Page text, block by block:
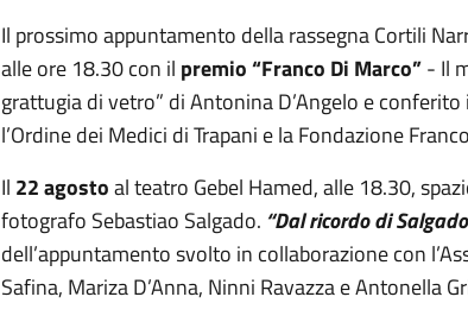
Il prossimo appuntamento della rassegna Cortili
alle ore 18.30 con il premio “Franco Di Marco”- Il
grattugia di vetro” di Antonina D’Angelo e
l’Ordine dei Medici di Trapani e la Fondazione
Il 22 agostoal teatro Gebel Hamed, alle 18.30,
fotografo Sebastiao Salgado. “Dal ricordo di
dell’appuntamento svolto in collaborazione con
Safina, Mariza D’Anna, Ninni Ravazza e Antonella